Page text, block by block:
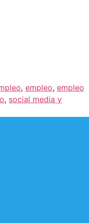
, empleo, empleo
, social media y